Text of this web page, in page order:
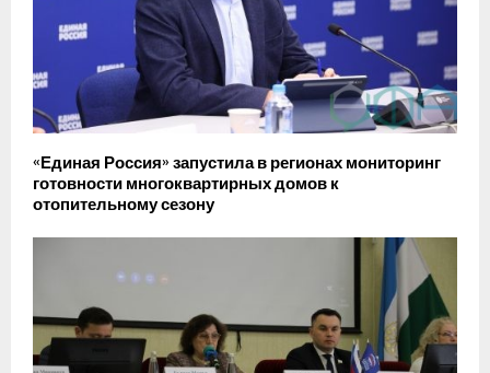
«Единая Россия» запустила в регионах мониторинг
готовности многоквартирных домов к
отопительному сезону